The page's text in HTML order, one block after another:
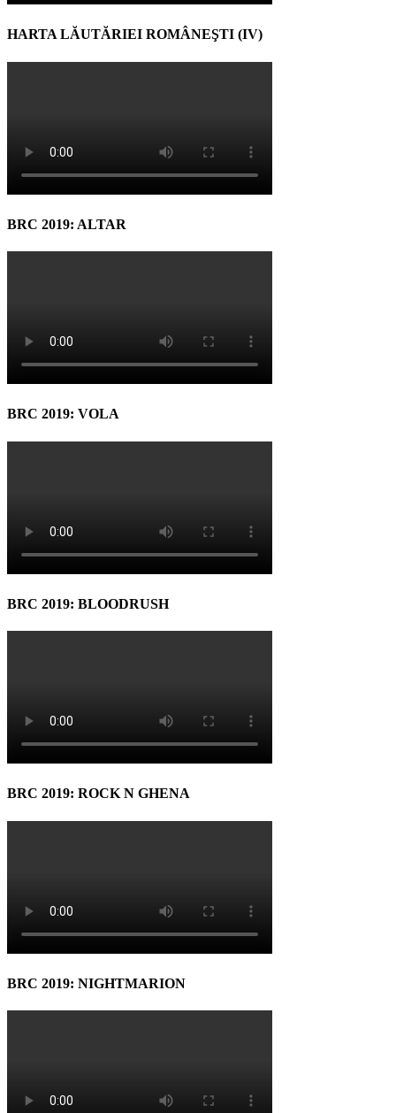
HARTA LĂUTĂRIEI ROMÂNEŞTI (IV)
BRC 2019: ALTAR
BRC 2019: VOLA
BRC 2019: BLOODRUSH
BRC 2019: ROCK N GHENA
BRC 2019: NIGHTMARION